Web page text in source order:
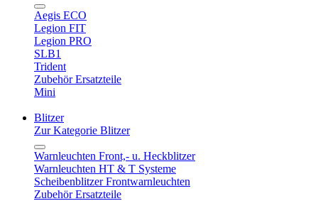
Aegis ECO
Legion FIT
Legion PRO
SLB1
Trident
Zubehör Ersatzteile
Mini
Blitzer
Zur Kategorie Blitzer
Warnleuchten Front,- u. Heckblitzer
Warnleuchten HT & T Systeme
Scheibenblitzer Frontwarnleuchten
Zubehör Ersatzteile